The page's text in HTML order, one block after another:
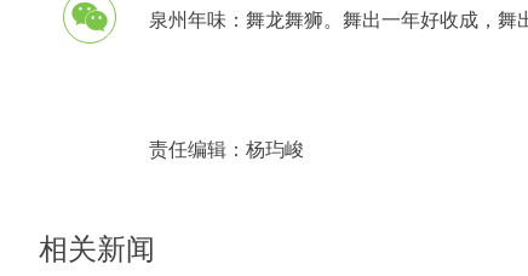
泉州年味：舞龙舞狮。舞出一年好收成，舞
责任编辑： 杨玙峻
相关新闻